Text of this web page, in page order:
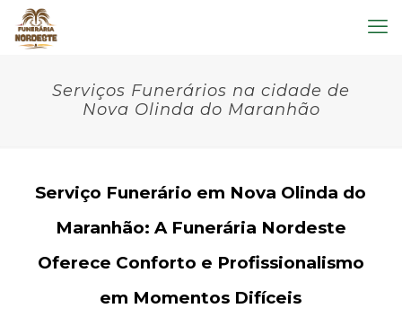
Serviços Funerários na cidade de
Nova Olinda do Maranhão
Serviço Funerário em Nova Olinda do
Maranhão: A Funerária Nordeste
Oferece Conforto e Profissionalismo
em Momentos Difíceis